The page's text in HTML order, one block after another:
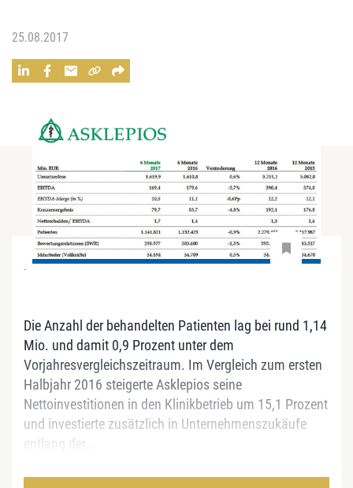
25.08.2017
-
Die Anzahl der behandelten Patienten lag bei rund 1,14
Mio. und damit 0,9 Prozent unter dem
Vorjahresvergleichszeitraum. Im Vergleich zum ersten
Halbjahr 2016 steigerte Asklepios seine
Nettoinvestitionen in den Klinikbetrieb um 15,1 Prozent
und investierte zusätzlich in Unternehmenszukäufe
entlang der...